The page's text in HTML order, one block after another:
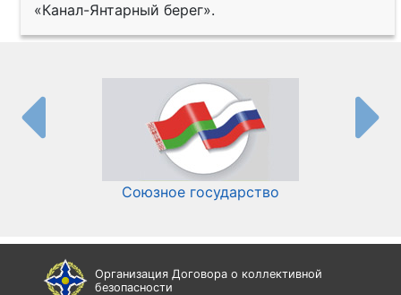
«Канал-Янтарный берег».
Союзное государство
Организация Договора о коллективной
безопасности